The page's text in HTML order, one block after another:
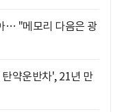
… "메모리 다음은 광
약운반차', 21년 만